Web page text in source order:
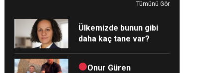
Tümünü Gör
Ülkemizde bunun gibi
daha kaç tane var?
Onur Güren